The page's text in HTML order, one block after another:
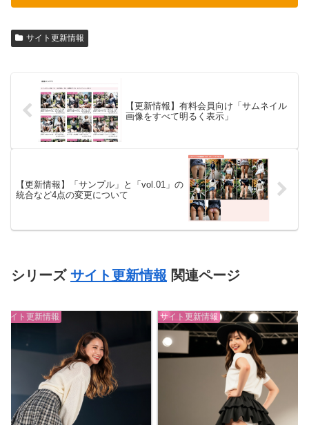
サイト更新情報
【更新情報】有料会員向け「サムネイル
画像をすべて明るく表示」
【更新情報】「サンプル」と「vol.01」の
統合など4点の変更について
シリーズ サイト更新情報 関連ページ
サイト更新情報 サイト更新情報